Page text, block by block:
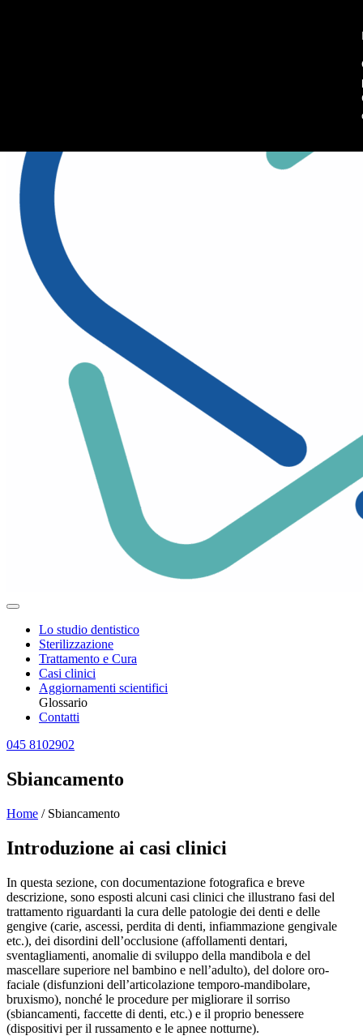
Lo studio dentistico
Sterilizzazione
Trattamento e Cura
Casi clinici
Aggiornamenti scientifici
Glossario
Contatti
045 8102902
Sbiancamento
Home / Sbiancamento
Introduzione ai casi clinici
In questa sezione, con documentazione fotografica e breve
descrizione, sono esposti alcuni casi clinici che illustrano fasi del
trattamento riguardanti la cura delle patologie dei denti e delle
gengive (carie, ascessi, perdita di denti, infiammazione gengivale
etc.), dei disordini dell’occlusione (affollamenti dentari,
sventagliamenti, anomalie di sviluppo della mandibola e del
mascellare superiore nel bambino e nell’adulto), del dolore oro-
faciale (disfunzioni dell’articolazione temporo-mandibolare,
bruxismo), nonché le procedure per migliorare il sorriso
(sbiancamenti, faccette di denti, etc.) e il proprio benessere
(dispositivi per il russamento e le apnee notturne).